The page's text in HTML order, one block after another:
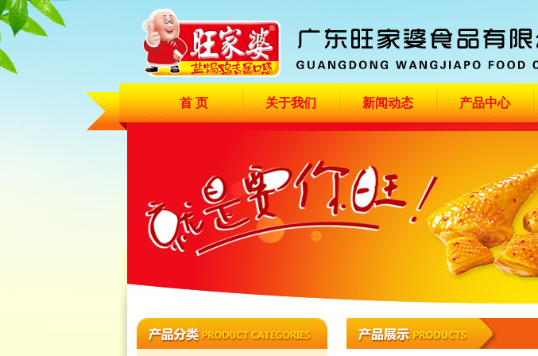
首 页 关于我们 新闻动态 产品中心